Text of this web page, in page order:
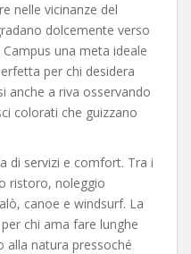
nelle vicinanze del
dolcemente verso
una meta ideale
per chi desidera
anche a riva osservando
colorati che guizzano
di servizi e comfort. Tra i
ristoro, noleggio
canoe e windsurf. La
chi ama fare lunghe
alla natura pressoché